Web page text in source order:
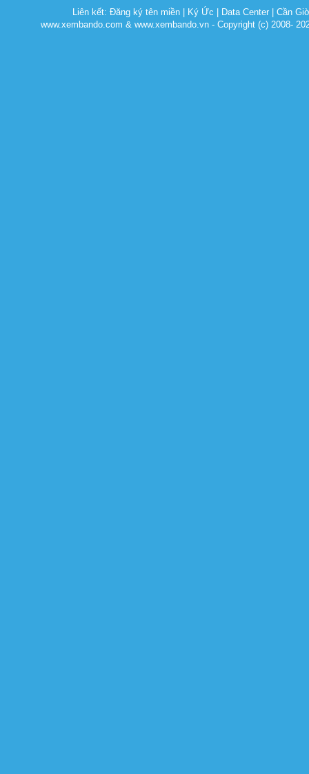
Liên kết:Đăng ký tên miền Ký Ức Data Center |Cần
www.xembando.com & www.xembando.vn - Copyright (c) 2008-